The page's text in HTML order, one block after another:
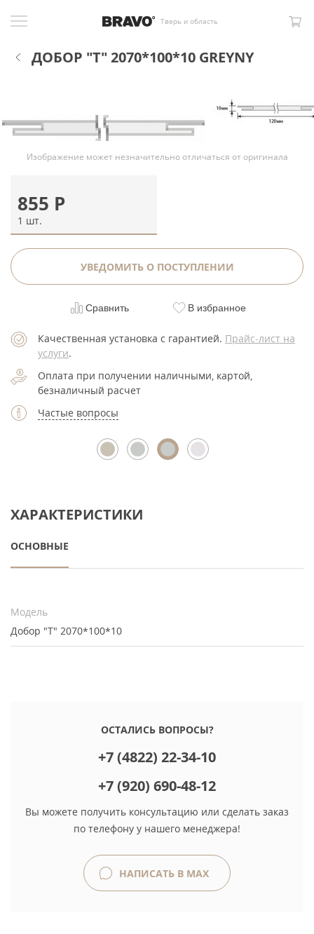
Тверь и область
ДОБОР "Т" 2070*100*10 GREYNY
Изображение может незначительно отличаться от оригинала
855 Р
1 шт.
УВЕДОМИТЬ О ПОСТУПЛЕНИИ
Сравнить В избранное
Качественная установка с гарантией. Прайс-лист на
услуги.
Оплата при получении наличными, картой,
безналичный расчет
Частые вопросы
ХАРАКТЕРИСТИКИ
ОСНОВНЫЕ
Модель
Добор "Т" 2070*100*10
ОСТАЛИСЬ ВОПРОСЫ?
+7 (4822) 22-34-10
+7 (920) 690-48-12
Вы можете получить консультацию или сделать заказ
по телефону у нашего менеджера!
НАПИСАТЬ В MAX